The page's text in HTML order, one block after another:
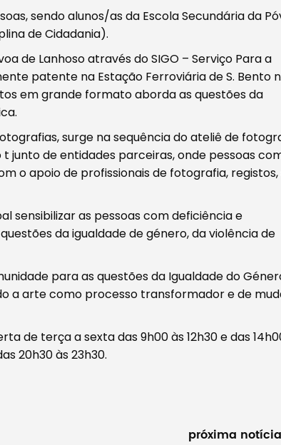
sendo alunos/as da Escola Secundária da
de Cidadania).
de Lanhoso através do SIGO – Serviço Para a
patente na Estação Ferroviária de S. Bento
em grande formato aborda as questões da
surge na sequência do ateliê de
t junto de entidades parceiras, onde pessoas
o apoio de profissionais de fotografia,
sensibilizar as pessoas com deficiência e
da igualdade de género, da violência de
para as questões da Igualdade do
a arte como processo transformador e de
de terça a sexta das 9h00 às 12h30 e das
20h30 às 23h30.
próxima notícia